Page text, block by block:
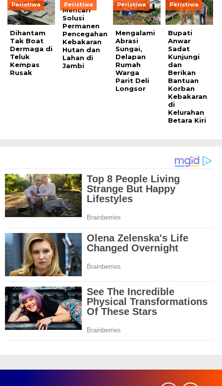
Peristiwa
Dihantam
Tak Boat
Dermaga di
Teluk
Kempas
Rusak
Peristiwa
Mencari
Solusi
Permanen
Pencegahan
Kebakaran
Hutan dan
Lahan di
Jambi
Peristiwa
Mengalami
Abrasi
Sungai,
Delapan
Rumah
Warga
Parit Deli
Longsor
Peristiwa
Bupati
Anwar
Sadat
Kunjungi
dan
Berikan
Bantuan
Korban
Kebakaran
di
Kelurahan
Betara Kiri